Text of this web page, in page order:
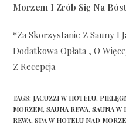
Morzem I Zrób Się Na
*za Skorzystanie Z Sauny I
Dodatkowa Opłata , O
Z Recepcja
TAGS: JACUZZI W HOTELU,
MORZEM, SAUNA REWA, SAUNA W
REWA, SPA W HOTELU NAD